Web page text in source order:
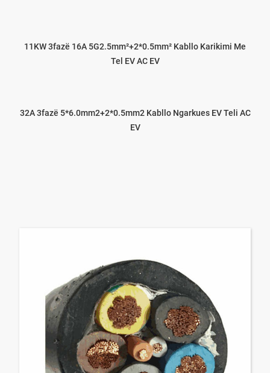
11KW 3fazë 16A 5G2.5mm²+2*0.5mm² Kabllo Karikimi Me
Tel EV AC EV
32A 3fazë 5*6.0mm2+2*0.5mm2 Kabllo Ngarkues EV Teli AC
EV